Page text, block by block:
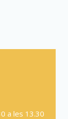
a les 13.30